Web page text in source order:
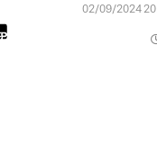
02/09/2024